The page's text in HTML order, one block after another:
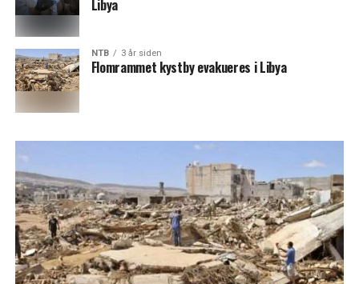
Libya
NTB 3 år siden
Flomrammet kystby evakueres i Libya